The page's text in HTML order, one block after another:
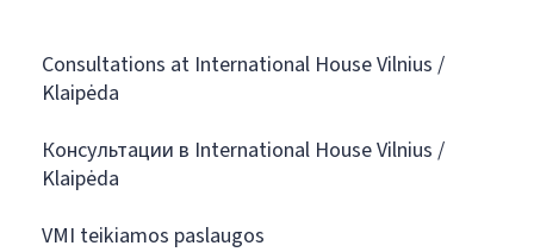
Consultations at International House Vilnius /
Klaipėda
Консультации в International House Vilnius /
Klaipėda
VMI teikiamos paslaugos